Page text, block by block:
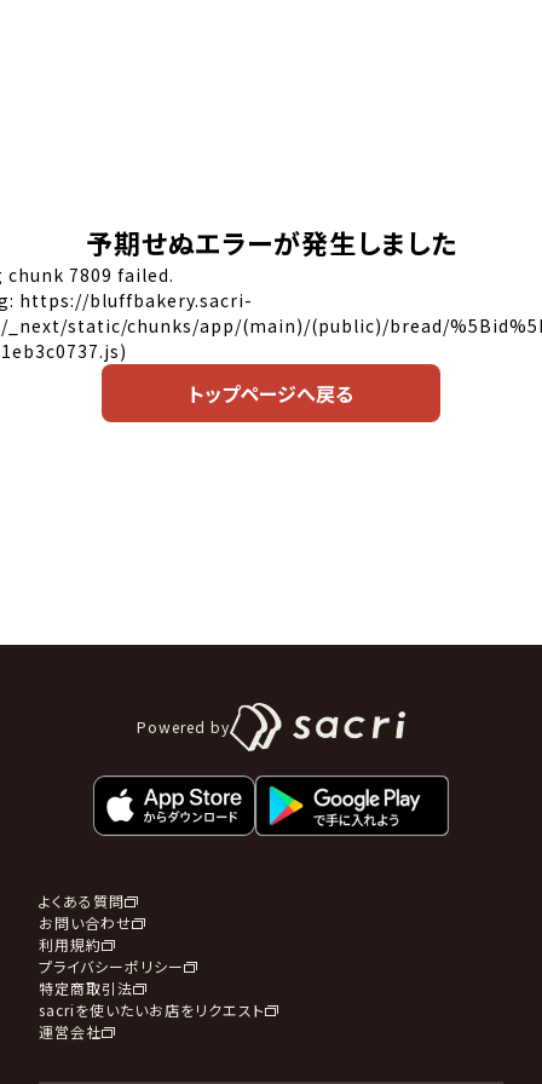
予期せぬエラーが発生しました
chunk 7809 failed.
https://bluffbakery.sacri-
static/chunks/app/(main)/(public)/bread/
トップページへ戻る
Powered by
よくある質問
お問い合わせ
利用規約
プライバシーポリシー
特定商取引法
sacriを使いたいお店をリクエスト
運営会社